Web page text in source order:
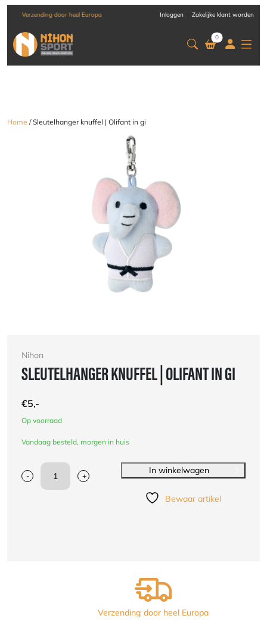
Verzending door heel Europa Inloggen Zakelijke klant worden
0
Home / Sleutelhanger knuffel | Olifant in gi
Nihon
SLEUTELHANGER KNUFFEL | OLIFANT IN GI
€5,-
Op voorraad
Vandaag besteld, morgen in huis
-
Sleutelhanger
+
In winkelwagen
Bewaar artikel
Verzending door heel Europa